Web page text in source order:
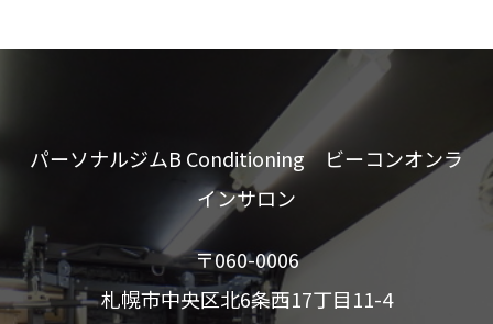
パーソナルジムB Conditioning ビーコンオンラ
インサロン
〒060-0006
札幌市中央区北6条西17丁目11-4